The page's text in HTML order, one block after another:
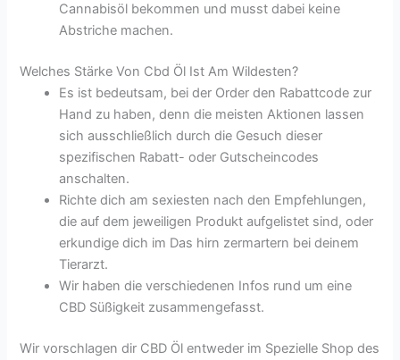
Cannabisöl bekommen und musst dabei keine
Abstriche machen.
Welches Stärke Von Cbd Öl Ist Am Wildesten?
Es ist bedeutsam, bei der Order den Rabattcode zur
Hand zu haben, denn die meisten Aktionen lassen
sich ausschließlich durch die Gesuch dieser
spezifischen Rabatt- oder Gutscheincodes
anschalten.
Richte dich am sexiesten nach den Empfehlungen,
die auf dem jeweiligen Produkt aufgelistet sind, oder
erkundige dich im Das hirn zermartern bei deinem
Tierarzt.
Wir haben die verschiedenen Infos rund um eine
CBD Süßigkeit zusammengefasst.
Wir vorschlagen dir CBD Öl entweder im Spezielle Shop des